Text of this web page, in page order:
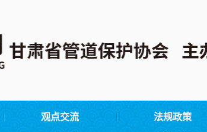
观点交流 法规政策